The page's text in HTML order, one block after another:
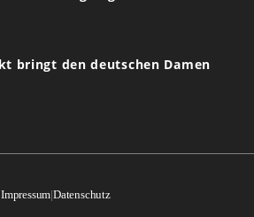
bringt den deutschen Damen
Impressum|Datenschutz